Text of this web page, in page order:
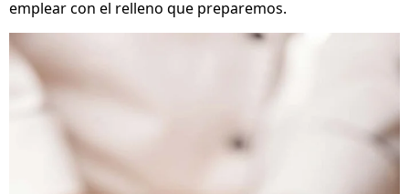
emplear con el relleno que preparemos.